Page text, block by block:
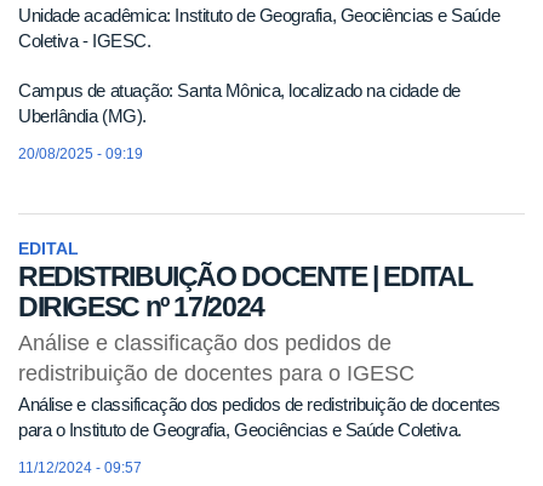
Unidade acadêmica: Instituto de Geografia, Geociências e Saúde
Coletiva - IGESC.
Campus de atuação: Santa Mônica, localizado na cidade de
Uberlândia (MG).
20/08/2025 - 09:19
EDITAL
REDISTRIBUIÇÃO DOCENTE | EDITAL
DIRIGESC nº 17/2024
Análise e classificação dos pedidos de
redistribuição de docentes para o IGESC
Análise e classificação dos pedidos de redistribuição de docentes
para o Instituto de Geografia, Geociências e Saúde Coletiva.
11/12/2024 - 09:57